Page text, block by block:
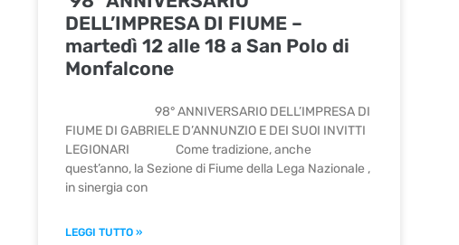
DELL’IMPRESA DI FIUME –
martedì 12 alle 18 a San Polo di
Monfalcone
98° ANNIVERSARIO DELL’IMPRESA DI
FIUME DI GABRIELE D’ANNUNZIO E DEI SUOI INVITTI
LEGIONARI Come tradizione, anche
quest’anno, la Sezione di Fiume della Lega Nazionale ,
in sinergia con
LEGGI TUTTO »